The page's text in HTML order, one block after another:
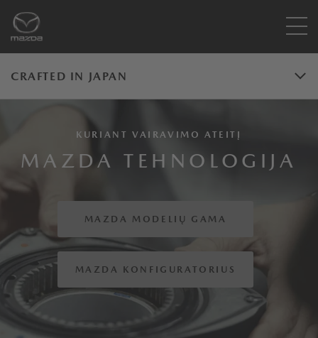
CRAFTED IN JAPAN
KURIANT VAIRAVIMO ATEITĮ
MAZDA TEHNOLOGIJA
MAZDA MODELIŲ GAMA
MAZDA KONFIGURATORIUS